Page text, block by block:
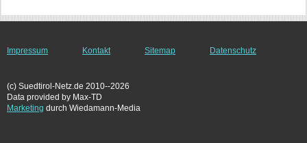
Impressum Kontakt Sitemap Datenschutz
(c) Suedtirol-Netz.de 2010--2026
Data provided by Max-TD
Marketing durch Wiedamann-Media